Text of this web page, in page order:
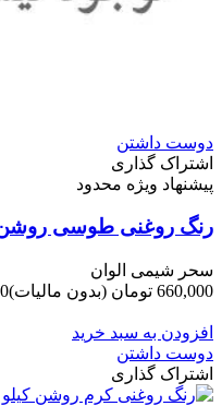
دوست داشتن
اشتراک گذاری
پیشنهاد ویژه محدود
رنگ روغنی طوسی روشن
سحر شیمی الوان
660,000 تومان
(بدون مالیات)
افزودن به سبد خرید
دوست داشتن
اشتراک گذاری